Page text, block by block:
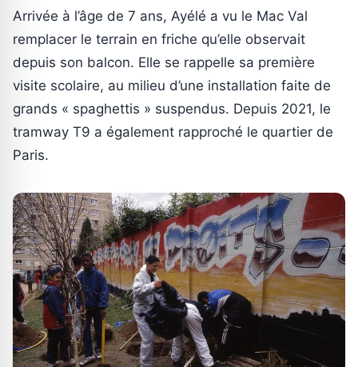
Arrivée à l’âge de 7 ans, Ayélé a vu le Mac Val
remplacer le terrain en friche qu’elle observait
depuis son balcon. Elle se rappelle sa première
visite scolaire, au milieu d’une installation faite de
grands « spaghettis » suspendus. Depuis 2021, le
tramway T9 a également rapproché le quartier de
Paris.